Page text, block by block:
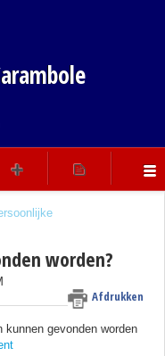
worden?
Afdrukken
kunnen gevonden worden